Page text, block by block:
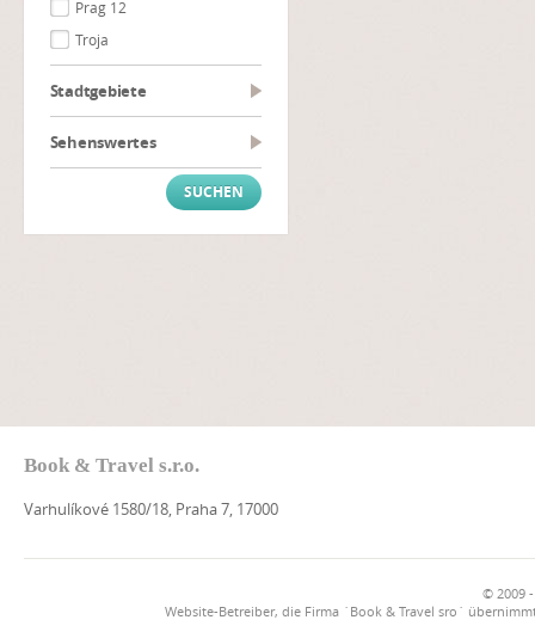
Prag 12
Troja
Stadtgebiete
Sehenswertes
Book & Travel s.r.o.
Varhulíkové 1580/18, Praha 7, 17000
© 2009
Website-Betreiber, die Firma `Book & Travel sro`